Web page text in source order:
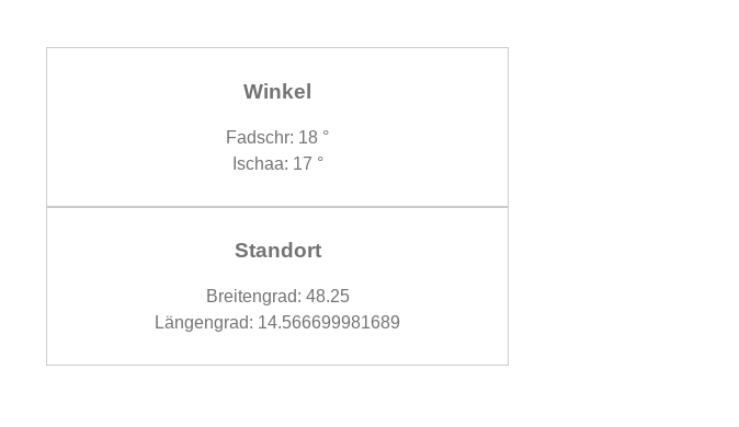
Winkel
Fadschr: 18 °
Ischaa: 17 °
Standort
Breitengrad: 48.25
Längengrad: 14.566699981689